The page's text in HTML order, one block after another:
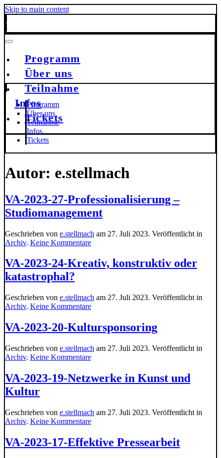
Skip to main content
Programm
Über uns
Teilnahme
Infos
Tickets
Programm
Über uns
Teilnahme
Infos
Tickets
Autor: e.stellmach
VA-2023-27-Professionalisierung –
Studiomanagement
Geschrieben von e.stellmach am 27. Juli 2023. Veröffentlicht in
Archiv. Keine Kommentarezu
2023-
27-
Studiomanagement
VA-2023-24-Kreativ, konstruktiv oder
katastrophal?
Geschrieben von e.stellmach am 27. Juli 2023. Veröffentlicht in
Archiv. Keine Kommentarezu
24-
konstruktiv
oder
VA-2023-20-Kultursponsoring
Geschrieben von e.stellmach am 27. Juli 2023. Veröffentlicht in
Archiv. Keine Kommentarezu
20-
VA-2023-19-Netzwerke in Kunst und
Kultur
Geschrieben von e.stellmach am 27. Juli 2023. Veröffentlicht in
Archiv. Keine Kommentarezu
2023-
19-
VA-2023-17-Effektive Pressearbeit